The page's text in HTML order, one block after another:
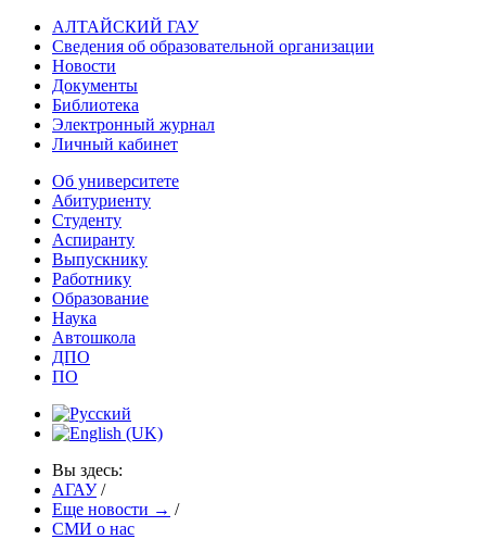
АЛТАЙСКИЙ ГАУ
Сведения об образовательной организации
Новости
Документы
Библиотека
Электронный журнал
Личный кабинет
Об университете
Абитуриенту
Студенту
Аспиранту
Выпускнику
Работнику
Образование
Наука
Автошкола
ДПО
ПО
Вы здесь:
АГАУ /
Еще новости → /
СМИ о нас